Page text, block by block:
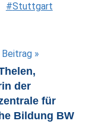
Stuttgart
der
für
Bildung BW